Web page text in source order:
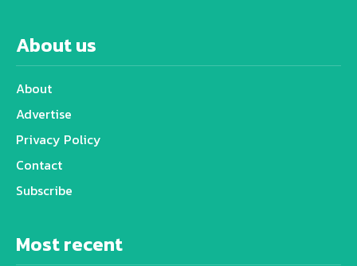
About us
About
Advertise
Privacy Policy
Contact
Subscribe
Most recent